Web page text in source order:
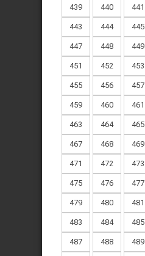
439 440 441
443 444 445
447 448 449
451 452 453
455 456 457
459 460 461
463 464 465
467 468 469
471 472 473
475 476 477
479 480 481
483 484 485
487 488 489